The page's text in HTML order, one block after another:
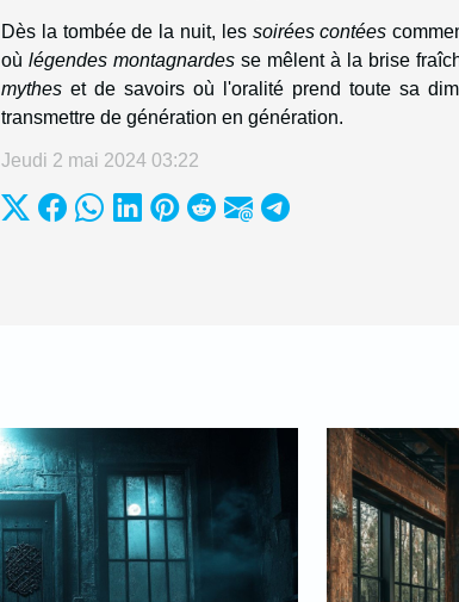
Dès la tombée de la nuit, les soirées contées
où légendes montagnardesse mêlent à la brise
mythes et de savoirs où l'oralité prend toute sa
transmettre de génération en génération.
Jeudi 2 mai 2024 03:22